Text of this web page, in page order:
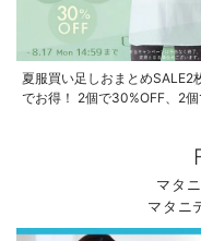
夏服買い足しおまとめSALE2
でお得！ 2個で30%OFF、2
マタ
マタニ